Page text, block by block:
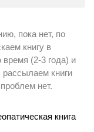
пока нет, по
книгу в
(2-3 года) и
книги
нет.
книга